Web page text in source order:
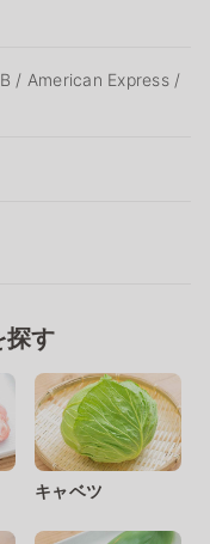
/ American Express /
探す
キャベツ